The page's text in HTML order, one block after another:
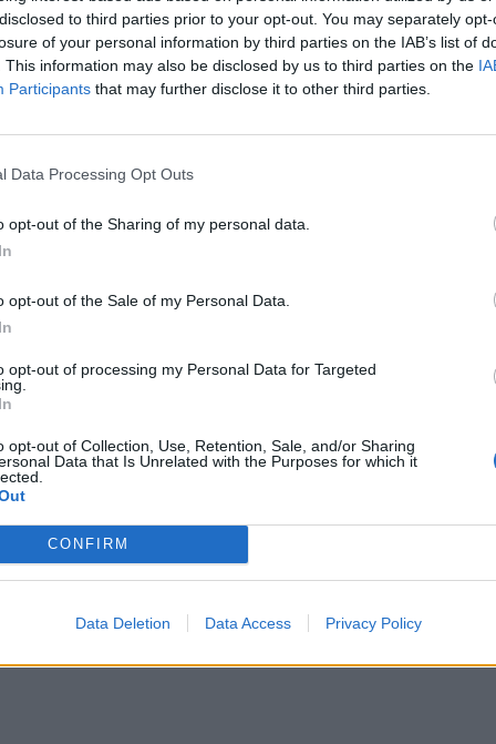
to third parties prior to your opt-out. You may separately
of your personal information by third parties on the IAB’s list of
This information may also be disclosed by us to third parties on the
Participants that may further disclose it to other third parties.
Data Processing Opt Outs
opt-out of the Sharing of my personal data.
opt-out of the Sale of my Personal Data.
opt-out of processing my Personal Data for Targeted
opt-out of Collection, Use, Retention, Sale, and/or Sharing
Data that Is Unrelated with the Purposes for which it
CONFIRM
Data Deletion Data Access Privacy Policy
της κυκλοφορίας
και παρεμπόδιση της κυκλοφορίας
Ρέθυμνο: Μήνυμα αισιοδοξίας από τον τουρισμό μετά
ΚΡΗΤΗ 09:46
Ρέθυμνο: Μήνυμα αισιοδοξίας από
Ρέθυμνο: Μήνυμα αισιοδοξίας
από τον τουρισμό μετά τις
πυρκαγιές στο νότο
Η καρμπονάρα
την παράσταση
βρίσκεται στις
αξίζουν